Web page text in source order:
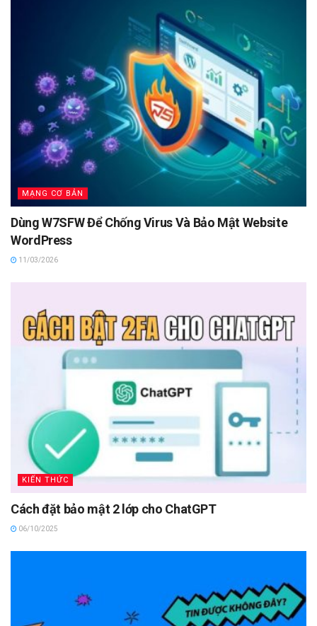
MẠNG CƠ BẢN
Dùng W7SFW Để Chống Virus Và Bảo Mật Website
WordPress
11/03/2026
KIẾN THỨC
Cách đặt bảo mật 2 lớp cho ChatGPT
06/10/2025